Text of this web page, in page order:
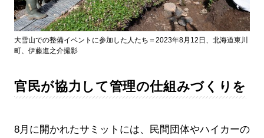
大雪山での整備イベントに参加した人たち＝2023年8月12日、北海道東川
町、伊藤進之介撮影
官民が協力して管理の仕組みづくりを
8月に開かれたサミットには、民間団体やハイカーの